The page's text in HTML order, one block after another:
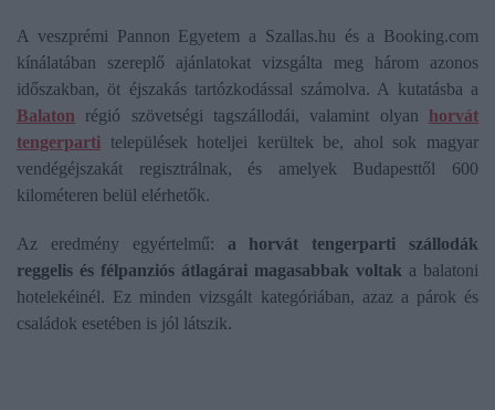
A veszprémi Pannon Egyetem a Szallas.hu és a Booking.com
kínálatában szereplő ajánlatokat vizsgálta meg három azonos
időszakban, öt éjszakás tartózkodással számolva. A kutatásba a
Balaton régió szövetségi tagszállodái, valamint olyan horvát
tengerparti települések hoteljei kerültek be, ahol sok magyar
vendégéjszakát regisztrálnak, és amelyek Budapesttől 600
kilométeren belül elérhetők.
Az eredmény egyértelmű: a horvát tengerparti szállodák
reggelis és félpanziós átlagárai magasabbak voltak a balatoni
hotelekéinél. Ez minden vizsgált kategóriában, azaz a párok és
családok esetében is jól látszik.